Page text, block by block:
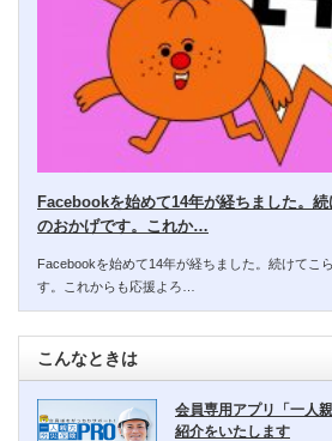
Facebookを始めて14年が経ちました。
のおかげです。これか…
Facebookを始めて14年が経ちました。続けてこ
す。これからも応援よろ…
こんなときは
会員専用アプリ「一人
紹介をいたします